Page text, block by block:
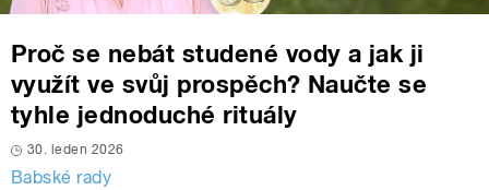
Proč se nebát studené vody a jak ji
využít ve svůj prospěch? Naučte se
tyhle jednoduché rituály
30. leden 2026
Babské rady